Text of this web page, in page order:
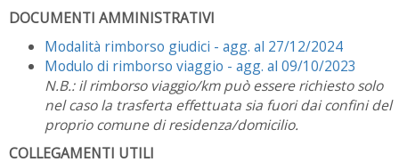
DOCUMENTI AMMINISTRATIVI
Modalità rimborso giudici - agg. al 27/12/2024
Modulo di rimborso viaggio - agg. al 09/10/2023
N.B.: il rimborso viaggio/km può essere richiesto solo
nel caso la trasferta effettuata sia fuori dai confini del
proprio comune di residenza/domicilio.
COLLEGAMENTI UTILI